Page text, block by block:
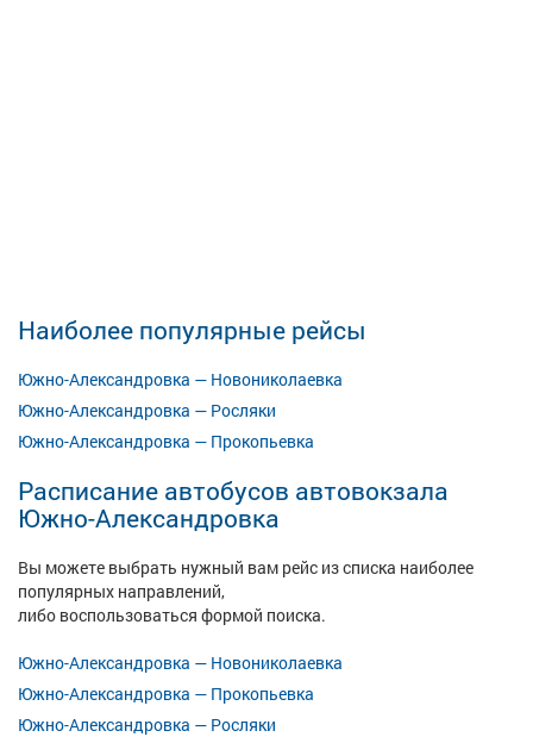
Наиболее популярные рейсы
Южно-Александровка — Новониколаевка
Южно-Александровка — Росляки
Южно-Александровка — Прокопьевка
Расписание автобусов автовокзала
Южно-Александровка
Вы можете выбрать нужный вам рейс из списка наиболее
популярных направлений,
либо воспользоваться формой поиска.
Южно-Александровка — Новониколаевка
Южно-Александровка — Прокопьевка
Южно-Александровка — Росляки